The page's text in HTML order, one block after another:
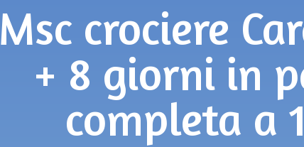
Msc crociere
+ 8 giorni in
completa a